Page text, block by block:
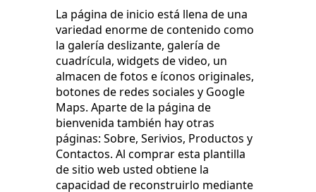
La página de inicio está llena de una
variedad enorme de contenido como
la galería deslizante, galería de
cuadrícula, widgets de video, un
almacen de fotos e íconos originales,
botones de redes sociales y Google
Maps. Aparte de la página de
bienvenida también hay otras
páginas: Sobre, Serivios, Productos y
Contactos. Al comprar esta plantilla
de sitio web usted obtiene la
capacidad de reconstruirlo mediante